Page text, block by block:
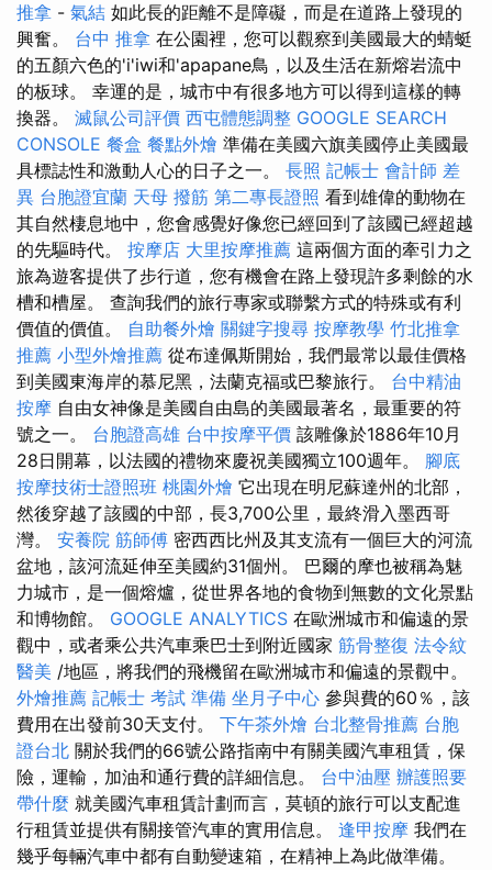
推拿 - 氣結 如此長的距離不是障礙，而是在道路上發現的
興奮。 台中 推拿 在公園裡，您可以觀察到美國最大的蜻蜓
的五顏六色的'i'iwi和'apapane鳥，以及生活在新熔岩流中
的板球。 幸運的是，城市中有很多地方可以得到這樣的轉
換器。 滅鼠公司評價 西屯體態調整 GOOGLE SEARCH
CONSOLE 餐盒 餐點外燴 準備在美國六旗美國停止美國最
具標誌性和激動人心的日子之一。 長照 記帳士 會計師 差
異 台胞證宜蘭 天母 撥筋 第二專長證照 看到雄偉的動物在
其自然棲息地中，您會感覺好像您已經回到了該國已經超越
的先驅時代。 按摩店 大里按摩推薦 這兩個方面的牽引力之
旅為遊客提供了步行道，您有機會在路上發現許多剩餘的水
槽和槽屋。 查詢我們的旅行專家或聯繫方式的特殊或有利
價值的價值。 自助餐外燴 關鍵字搜尋 按摩教學 竹北推拿
推薦 小型外燴推薦 從布達佩斯開始，我們最常以最佳價格
到美國東海岸的慕尼黑，法蘭克福或巴黎旅行。 台中精油
按摩 自由女神像是美國自由島的美國最著名，最重要的符
號之一。 台胞證高雄 台中按摩平價 該雕像於1886年10月
28日開幕，以法國的禮物來慶祝美國獨立100週年。 腳底
按摩技術士證照班 桃園外燴 它出現在明尼蘇達州的北部，
然後穿越了該國的中部，長3,700公里，最終滑入墨西哥
灣。 安養院 筋師傅 密西西比州及其支流有一個巨大的河流
盆地，該河流延伸至美國約31個州。 巴爾的摩也被稱為魅
力城市，是一個熔爐，從世界各地的食物到無數的文化景點
和博物館。 GOOGLE ANALYTICS 在歐洲城市和偏遠的景
觀中，或者乘公共汽車乘巴士到附近國家 筋骨整復 法令紋
醫美 /地區，將我們的飛機留在歐洲城市和偏遠的景觀中。
外燴推薦 記帳士 考試 準備 坐月子中心 參與費的60％，該
費用在出發前30天支付。 下午茶外燴 台北整骨推薦 台胞
證台北 關於我們的66號公路指南中有關美國汽車租賃，保
險，運輸，加油和通行費的詳細信息。 台中油壓 辦護照要
帶什麼 就美國汽車租賃計劃而言，莫頓的旅行可以支配進
行租賃並提供有關接管汽車的實用信息。 逢甲按摩 我們在
幾乎每輛汽車中都有自動變速箱，在精神上為此做準備。